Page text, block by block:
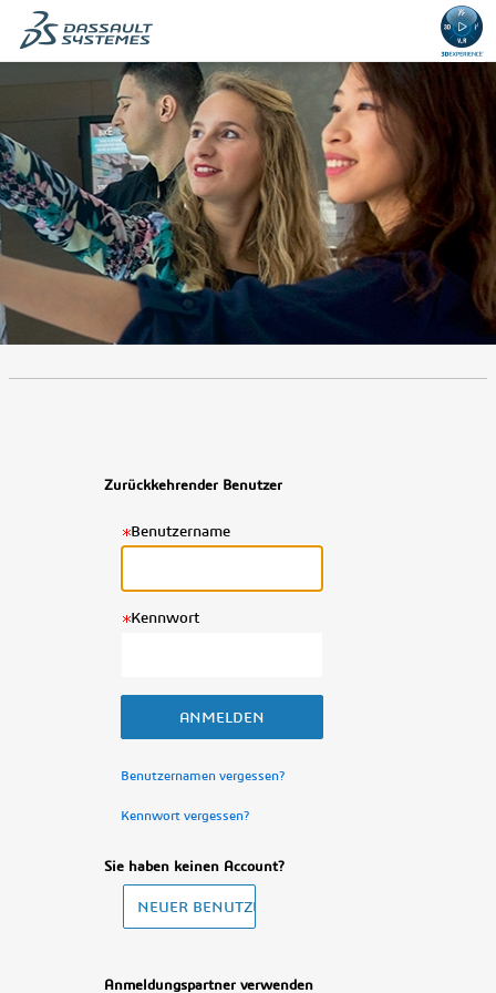
Zurückkehrender Benutzer
Benutzername
.
Erforderlich
Kennwort
.
Erforderlich
Benutzernamen vergessen?
Kennwort vergessen?
Sie haben keinen Account?
Anmeldungspartner verwenden